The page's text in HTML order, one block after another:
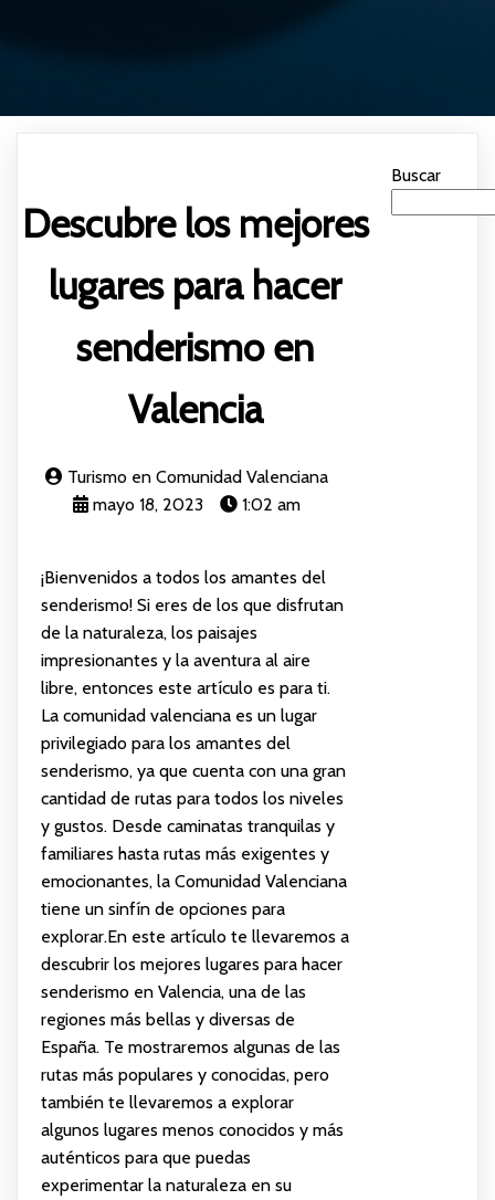
Descubre los mejores
lugares para hacer
senderismo en
Valencia
Turismo en Comunidad Valenciana
mayo 18, 2023
1:02 am
¡Bienvenidos a todos los amantes del
senderismo! Si eres de los que disfrutan
de la naturaleza, los paisajes
impresionantes y la aventura al aire
libre, entonces este artículo es para ti.
La comunidad valenciana es un lugar
privilegiado para los amantes del
senderismo, ya que cuenta con una gran
cantidad de rutas para todos los niveles
y gustos. Desde caminatas tranquilas y
familiares hasta rutas más exigentes y
emocionantes, la Comunidad Valenciana
tiene un sinfín de opciones para
explorar.En este artículo te llevaremos a
descubrir los mejores lugares para hacer
senderismo en Valencia, una de las
regiones más bellas y diversas de
España. Te mostraremos algunas de las
rutas más populares y conocidas, pero
también te llevaremos a explorar
algunos lugares menos conocidos y más
auténticos para que puedas
experimentar la naturaleza en su
Buscar